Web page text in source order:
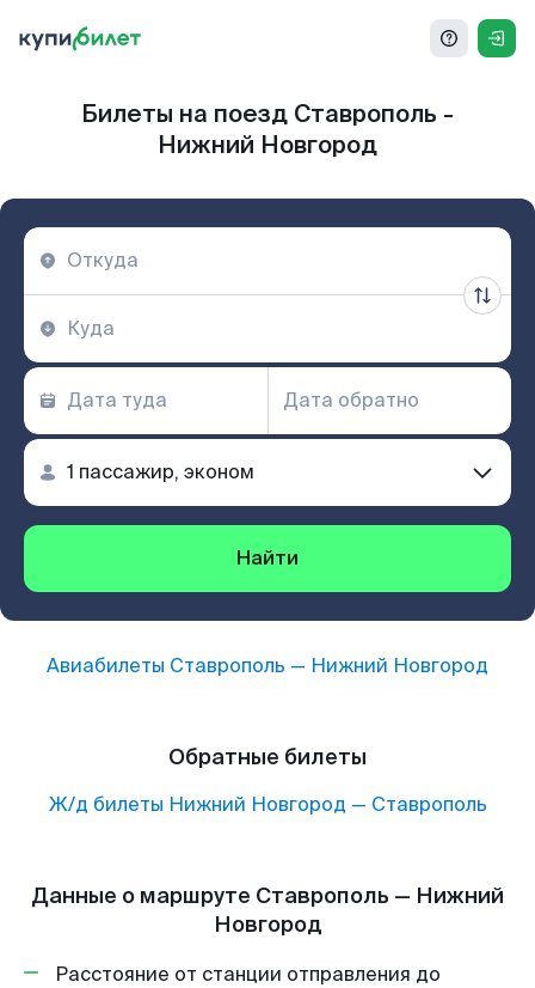
Билеты на поезд Ставрополь -
Нижний Новгород
Найти
Авиабилеты Ставрополь — Нижний Новгород
Обратные билеты
Ж/д билеты Нижний Новгород — Ставрополь
Данные о маршруте Ставрополь — Нижний
Новгород
Расстояние от станции отправления до